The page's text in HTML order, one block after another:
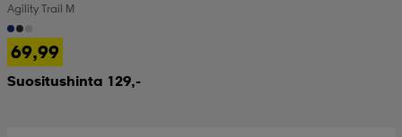
Agility Trail M
69,99
Suositushinta 129,-